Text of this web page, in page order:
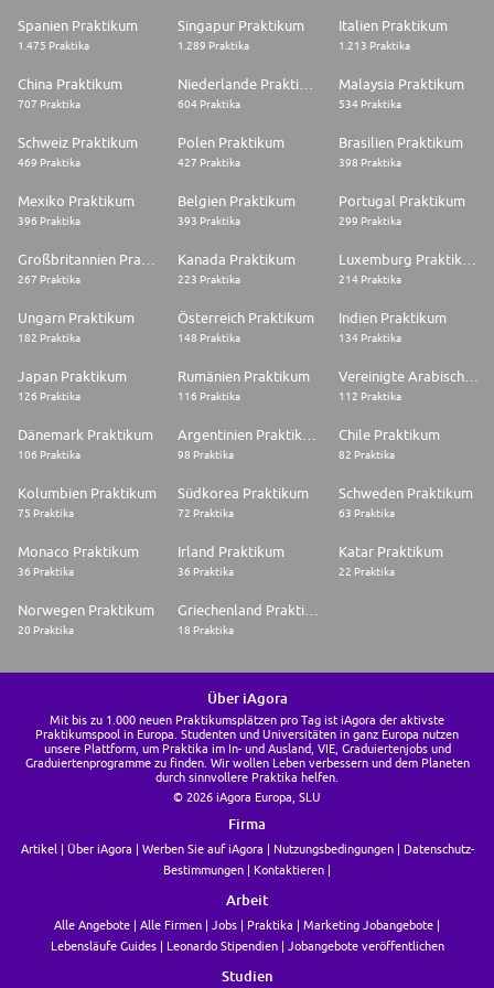
Spanien Praktikum
1.475 Praktika
Singapur Praktikum
1.289 Praktika
Italien Praktikum
1.213 Praktika
China Praktikum
707 Praktika 604 Praktika
Malaysia Praktikum
534 Praktika
Schweiz Praktikum
469 Praktika
Polen Praktikum
427 Praktika
Brasilien Praktikum
398 Praktika
Mexiko Praktikum
396 Praktika
Belgien Praktikum
393 Praktika
Portugal Praktikum
299 Praktika
267 Praktika
Kanada Praktikum
223 Praktika 214 Praktika
Ungarn Praktikum
182 Praktika
Österreich Praktikum
148 Praktika
Indien Praktikum
134 Praktika
Japan Praktikum
126 Praktika
Rumänien Praktikum
116 Praktika
Vereinigte Arabische Emirate Praktikum
112 Praktika
Dänemark Praktikum
106 Praktika 98 Praktika
Chile Praktikum
82 Praktika
Kolumbien Praktikum
75 Praktika
Südkorea Praktikum
72 Praktika
Schweden Praktikum
63 Praktika
Monaco Praktikum
36 Praktika
Irland Praktikum
36 Praktika
Katar Praktikum
22 Praktika
Norwegen Praktikum
20 Praktika 18 Praktika
Über iAgora
Mit bis zu 1.000 neuen Praktikumsplätzen pro Tag ist iAgora der aktivste
Praktikumspool in Europa. Studenten und Universitäten in ganz Europa nutzen
unsere Plattform, um Praktika im In- und Ausland, VIE, Graduiertenjobs und
Graduiertenprogramme zu finden. Wir wollen Leben verbessern und dem Planeten
durch sinnvollere Praktika helfen.
© 2026 iAgora Europa, SLU
Firma
Artikel Über iAgora Werben Sie auf iAgora Nutzungsbedingungen
Datenschutz-
Bestimmungen
Kontaktieren
Arbeit
Alle Angebote Alle Firmen Jobs Praktika
Marketing Jobangebote
Lebensläufe Guides
Leonardo Stipendien Jobangebote veröffentlichen
Studien